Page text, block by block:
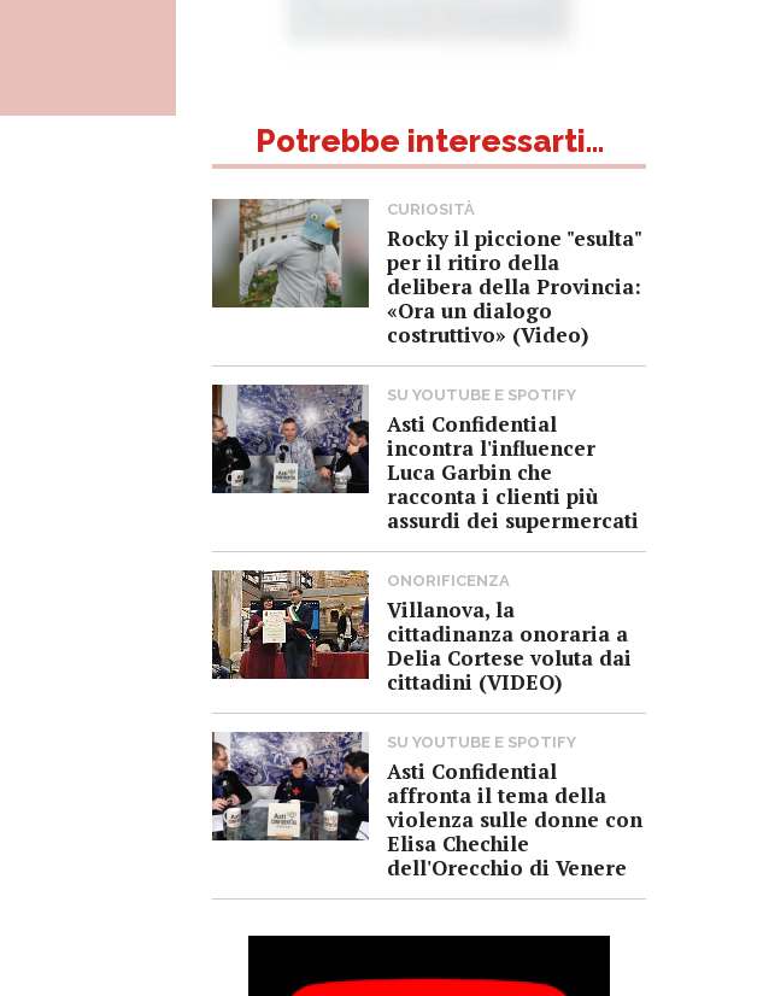
Potrebbe interessarti...
CURIOSITÀ
Rocky il piccione "esulta"
per il ritiro della
delibera della Provincia:
«Ora un dialogo
costruttivo» (Video)
SU YOUTUBE E SPOTIFY
Asti Confidential
incontra l'influencer
Luca Garbin che
racconta i clienti più
assurdi dei supermercati
ONORIFICENZA
Villanova, la
cittadinanza onoraria a
Delia Cortese voluta dai
cittadini (VIDEO)
SU YOUTUBE E SPOTIFY
Asti Confidential
affronta il tema della
violenza sulle donne con
Elisa Chechile
dell'Orecchio di Venere